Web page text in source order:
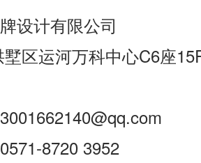
设计有限公司
墅区运河万科中心C6座
8720 3952